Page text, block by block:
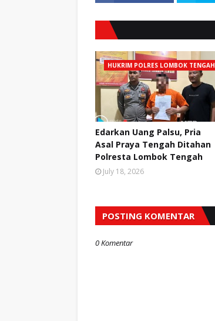
HUKRIM POLRES LOMBOK TENGAH
Edarkan Uang Palsu, Pria
Asal Praya Tengah Ditahan
Polresta Lombok Tengah
July 18, 2026
POSTING KOMENTAR
0 Komentar